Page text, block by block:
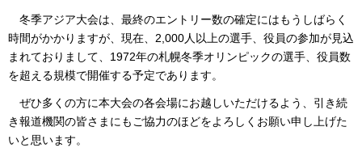
冬季アジア大会は、最終のエントリー数の確定にはもうしばらく
時間がかかりますが、現在、2,000人以上の選手、役員の参加が見込
まれておりまして、1972年の札幌冬季オリンピックの選手、役員数
を超える規模で開催する予定であります。
ぜひ多くの方に本大会の各会場にお越しいただけるよう、引き続
き報道機関の皆さまにもご協力のほどをよろしくお願い申し上げた
いと思います。